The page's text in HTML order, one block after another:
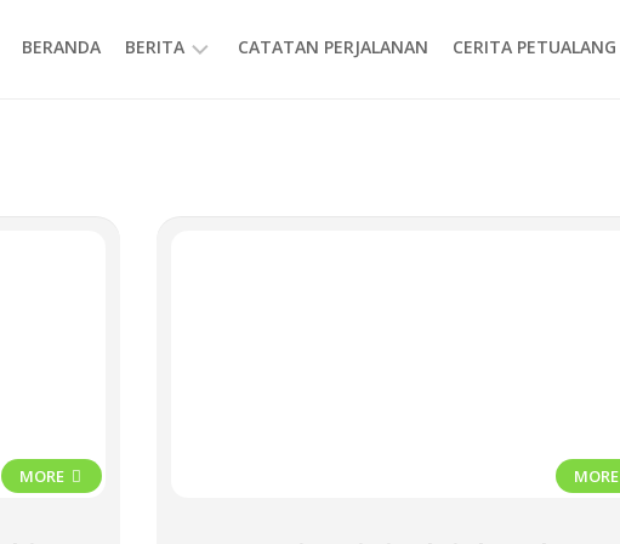
BERANDA BERITA CATATAN PERJALANAN CERITA PETUALANG
MORE MORE